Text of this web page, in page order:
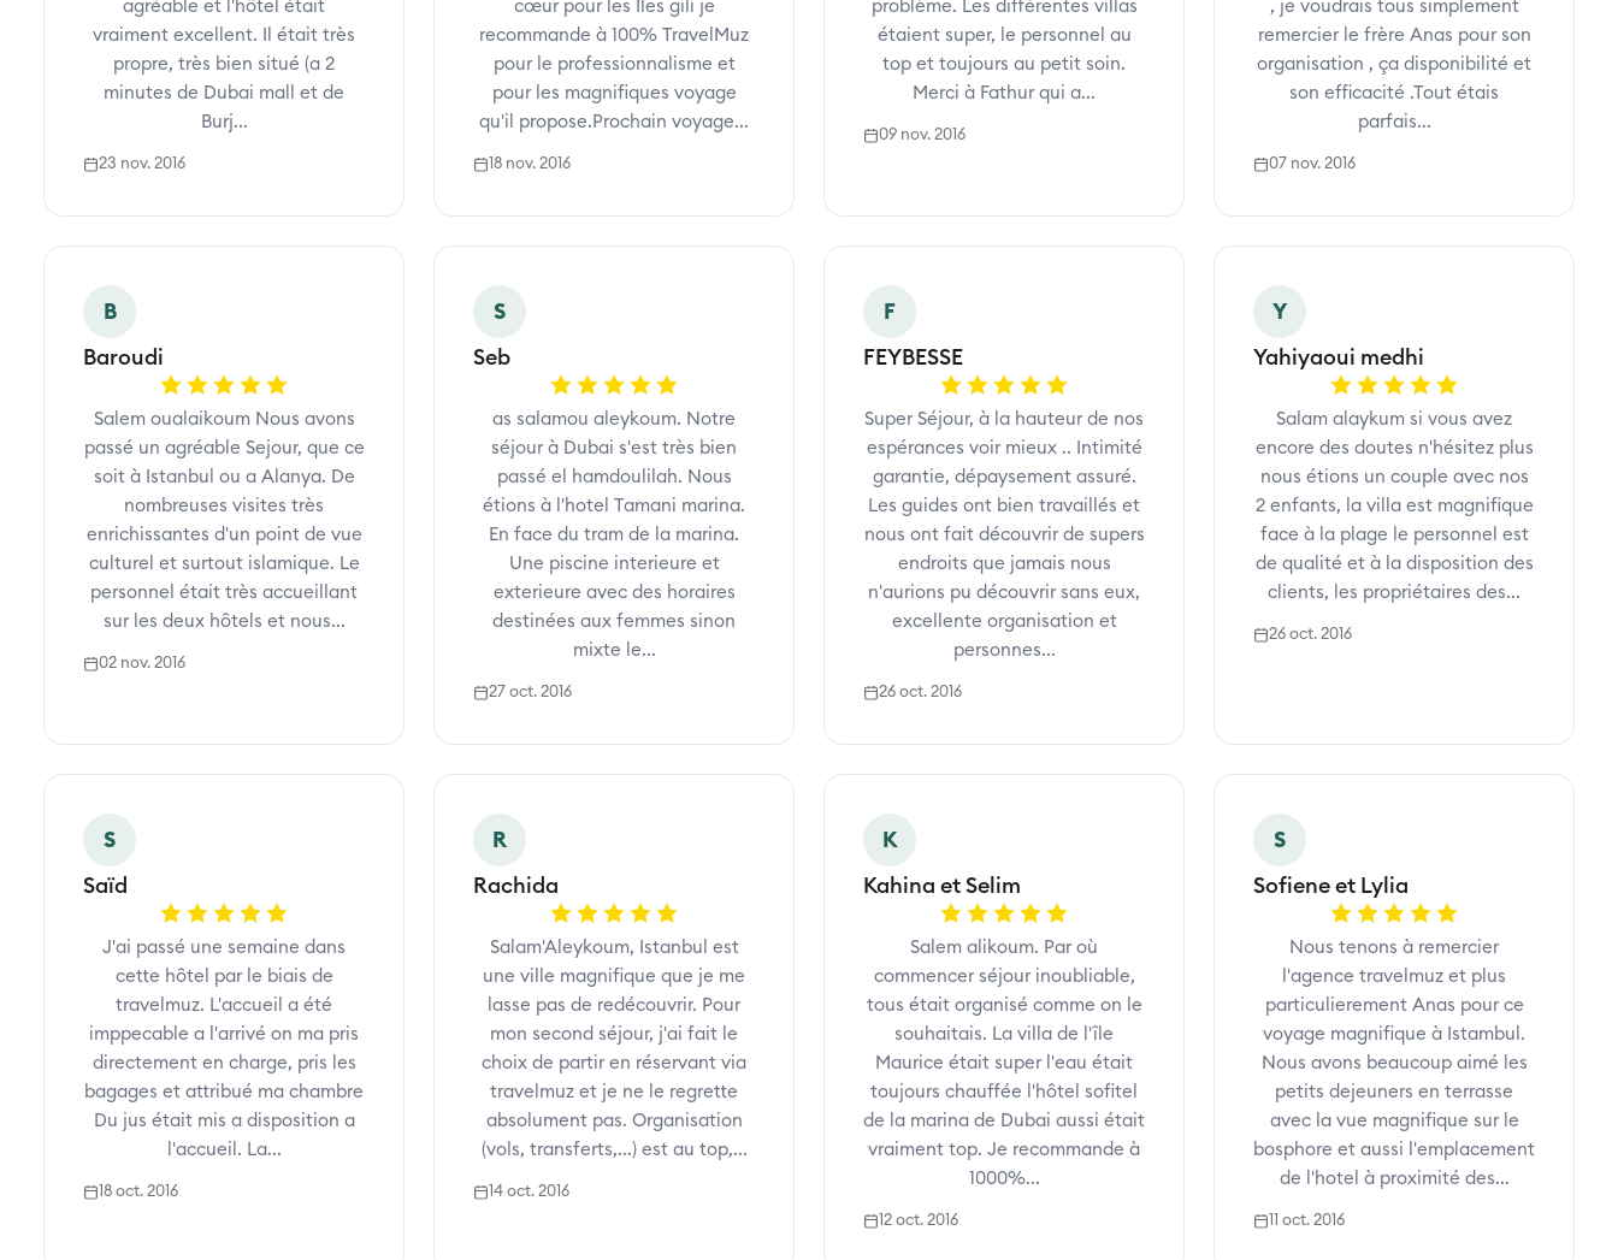
agréable et l'hôtel était
vraiment excellent. Il était très
propre, très bien situé (a 2
minutes de Dubai mall et de
Burj...
23 nov. 2016
cœur pour les Îles gili je
recommande à 100% TravelMuz
pour le professionnalisme et
pour les magnifiques voyage
qu'il propose.Prochain voyage...
18 nov. 2016
problème. Les différentes villas
étaient super, le personnel au
top et toujours au petit soin.
Merci à Fathur qui a...
09 nov. 2016
, je voudrais tous simplement
remercier le frère Anas pour son
organisation , ça disponibilité et
son efficacité .Tout étais
parfais...
07 nov. 2016
B
Baroudi
Salem oualaikoum Nous avons
passé un agréable Sejour, que ce
soit à Istanbul ou a Alanya. De
nombreuses visites très
enrichissantes d'un point de vue
culturel et surtout islamique. Le
personnel était très accueillant
sur les deux hôtels et nous...
02 nov. 2016
S
Seb
as salamou aleykoum. Notre
séjour à Dubai s'est très bien
passé el hamdoulilah. Nous
étions à l'hotel Tamani marina.
En face du tram de la marina.
Une piscine interieure et
exterieure avec des horaires
destinées aux femmes sinon
mixte le...
27 oct. 2016
F
FEYBESSE
Super Séjour, à la hauteur de nos
espérances voir mieux .. Intimité
garantie, dépaysement assuré.
Les guides ont bien travaillés et
nous ont fait découvrir de supers
endroits que jamais nous
n'aurions pu découvrir sans eux,
excellente organisation et
personnes...
26 oct. 2016
Y
Yahiyaoui medhi
Salam alaykum si vous avez
encore des doutes n'hésitez plus
nous étions un couple avec nos
2 enfants, la villa est magnifique
face à la plage le personnel est
de qualité et à la disposition des
clients, les propriétaires des...
26 oct. 2016
S
Saïd
J'ai passé une semaine dans
cette hôtel par le biais de
travelmuz. L'accueil a été
imppecable a l'arrivé on ma pris
directement en charge, pris les
bagages et attribué ma chambre
Du jus était mis a disposition a
l'accueil. La...
18 oct. 2016
R
Rachida
Salam'Aleykoum, Istanbul est
une ville magnifique que je me
lasse pas de redécouvrir. Pour
mon second séjour, j'ai fait le
choix de partir en réservant via
travelmuz et je ne le regrette
absolument pas. Organisation
(vols, transferts,...) est au top,...
14 oct. 2016
K
Kahina et Selim
Salem alikoum. Par où
commencer séjour inoubliable,
tous était organisé comme on le
souhaitais. La villa de l'île
Maurice était super l'eau était
toujours chauffée l'hôtel sofitel
de la marina de Dubai aussi était
vraiment top. Je recommande à
1000%...
12 oct. 2016
S
Sofiene et Lylia
Nous tenons à remercier
l'agence travelmuz et plus
particulierement Anas pour ce
voyage magnifique à Istambul.
Nous avons beaucoup aimé les
petits dejeuners en terrasse
avec la vue magnifique sur le
bosphore et aussi l'emplacement
de l'hotel à proximité des...
11 oct. 2016